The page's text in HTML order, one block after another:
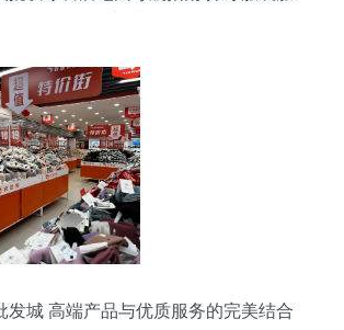
发城 高端产品与优质服务的完美结合